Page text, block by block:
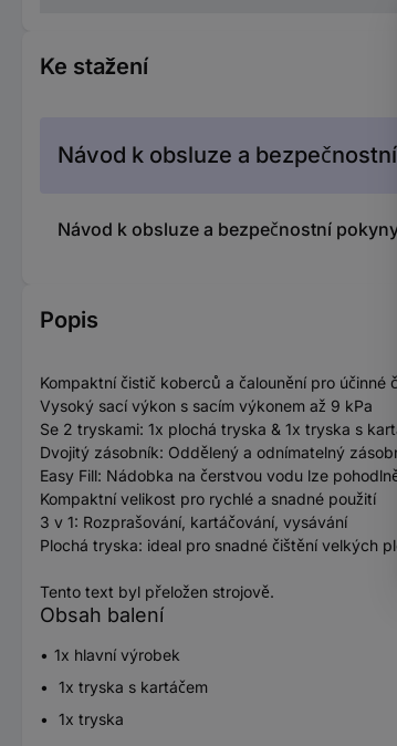
Ke stažení
Návod k obsluze a
Návod k obsluze a bezpečnostní
Popis
Kompaktní čistič koberců a čalounění pro
Vysoký sací výkon s sacím výkonem až 9 kPa
Se 2 tryskami: 1x plochá tryska & 1x tryska s
Dvojitý zásobník: Oddělený a odnímatelný
Easy Fill: Nádobka na čerstvou vodu lze
Kompaktní velikost pro rychlé a snadné použití
3 v 1: Rozprašování, kartáčování, vysávání
Plochá tryska: ideal pro snadné čištění velkých
Tento text byl přeložen strojově.
Obsah balení
1x hlavní výrobek
1x tryska s kartáčem
1x tryska